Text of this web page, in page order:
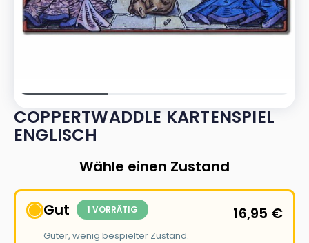
COPPERTWADDLE KARTENSPIEL
ENGLISCH
Wähle einen Zustand
Gut 1 VORRÄTIG
Guter, wenig bespielter Zustand.
16,95 €